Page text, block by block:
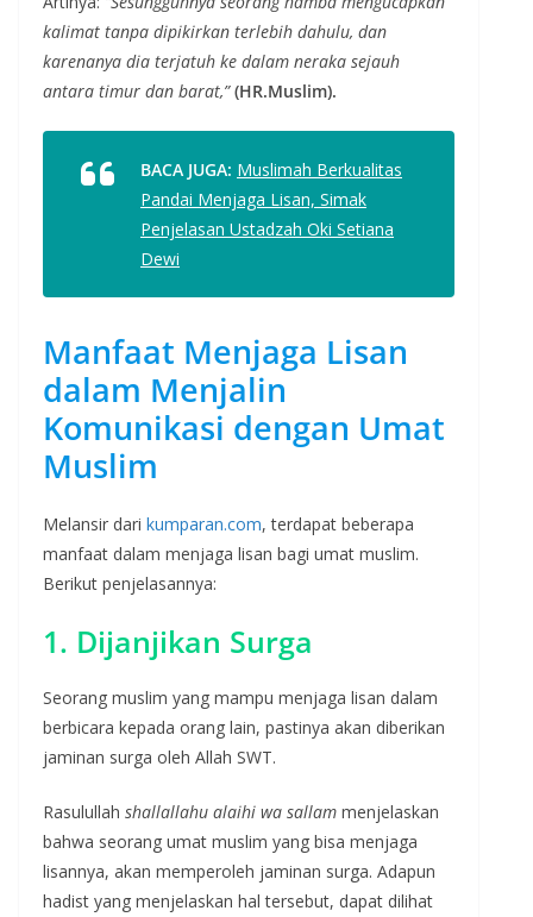
kalimat tanpa dipikirkan terlebih dahulu, dan
karenanya dia terjatuh ke dalam neraka sejauh
antara timur dan barat,”(HR.Muslim).
BACA JUGA: Muslimah Berkualitas
Pandai Menjaga Lisan, Simak
Penjelasan Ustadzah Oki Setiana
Dewi
Manfaat Menjaga Lisan
dalam Menjalin
Komunikasi dengan Umat
Muslim
Melansir dari kumparan.com, terdapat beberapa
manfaat dalam menjaga lisan bagi umat muslim.
Berikut penjelasannya:
1. Dijanjikan Surga
Seorang muslim yang mampu menjaga lisan dalam
berbicara kepada orang lain, pastinya akan diberikan
jaminan surga oleh Allah SWT.
Rasulullah shallallahu alaihi wa sallam menjelaskan
bahwa seorang umat muslim yang bisa menjaga
lisannya, akan memperoleh jaminan surga. Adapun
hadist yang menjelaskan hal tersebut, dapat dilihat